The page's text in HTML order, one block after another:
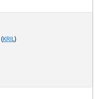
(KRIL )